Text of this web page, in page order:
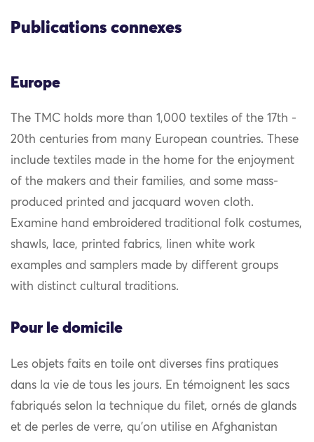
Publications connexes
Europe
The TMC holds more than 1,000 textiles of the 17th -
20th centuries from many European countries. These
include textiles made in the home for the enjoyment
of the makers and their families, and some mass-
produced printed and jacquard woven cloth.
Examine hand embroidered traditional folk costumes,
shawls, lace, printed fabrics, linen white work
examples and samplers made by different groups
with distinct cultural traditions.
Pour le domicile
Les objets faits en toile ont diverses fins pratiques
dans la vie de tous les jours. En témoignent les sacs
fabriqués selon la technique du filet, ornés de glands
et de perles de verre, qu’on utilise en Afghanistan